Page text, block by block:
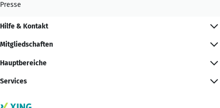
Presse
Hilfe & Kontakt
Mitgliedschaften
Hauptbereiche
Services